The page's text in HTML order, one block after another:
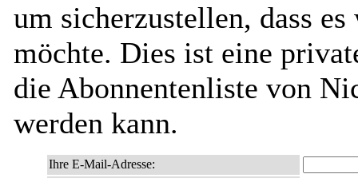
um sicherzustellen, dass
möchte. Dies ist eine
die Abonnentenliste von
werden kann.
Ihre E-Mail-Adresse: